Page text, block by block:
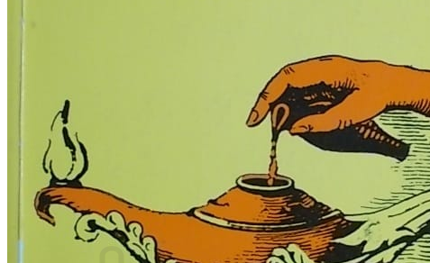
TEORIJA I POVIJEST KNJIŽEVNOSTI
Otkup knjiga
O nama
Novosti
AKCIJA
Pretraži: